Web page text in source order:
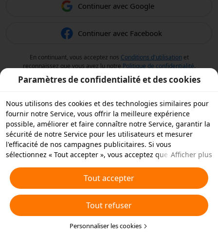
Continuer avec Google
Continuer avec Facebook
En continuant, vous acceptez nos Conditions d'utilisation et
reconnaissez que vous avez lu notre Politique de confidentialité.
Paramètres de confidentialité et des cookies
Nous utilisons des cookies et des technologies similaires pour
fournir notre Service, vous offrir la meilleure expérience
possible, améliorer et faire connaître notre Service, garantir la
sécurité de notre Service pour les utilisateurs et mesurer
l'efficacité de nos campagnes publicitaires. Si vous
sélectionnez « Tout accepter », vous acceptez que nous et nos
similaires sur votre appareil à des fins publicitaires. Vous
pouvez aussi « rejeter tous » les cookies non essentiels ou
choisir les types de cookies que vous souhaitez accepter ou
rejeter à tout moment dans vos paramètres de confidentialité
ou en cliquant sur « Personnaliser les cookies » ci-dessous.
Pour plus de détails, consultez notrePolitique relative aux
Afficher plus
Tout accepter
Tout refuser
Personnaliser les cookies